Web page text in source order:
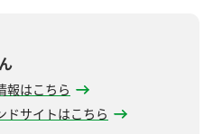
報はこちら
ドサイトはこちら